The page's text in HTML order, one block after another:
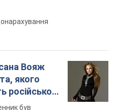
Вояж
якого
російської
був